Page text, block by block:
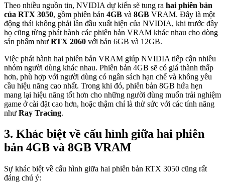
Theo nhiều nguồn tin, NVIDIA dự kiến sẽ tung ra hai phiên bản
của RTX 3050, gồm phiên bản 4GB và 8GB VRAM. Đây là một
động thái không phải lần đầu xuất hiện của NVIDIA, khi trước đây
họ cũng từng phát hành các phiên bản VRAM khác nhau cho dòng
sản phẩm như RTX 2060 với bản 6GB và 12GB.
Việc phát hành hai phiên bản VRAM giúp NVIDIA tiếp cận nhiều
nhóm người dùng khác nhau. Phiên bản 4GB sẽ có giá thành thấp
hơn, phù hợp với người dùng có ngân sách hạn chế và không yêu
cầu hiệu năng cao nhất. Trong khi đó, phiên bản 8GB hứa hẹn
mang lại hiệu năng tốt hơn cho những người dùng muốn trải nghiệm
game ở cài đặt cao hơn, hoặc thậm chí là thử sức với các tính năng
như Ray Tracing.
3. Khác biệt về cấu hình giữa hai phiên
bản 4GB và 8GB VRAM
Sự khác biệt về cấu hình giữa hai phiên bản RTX 3050 cũng rất
đáng chú ý: